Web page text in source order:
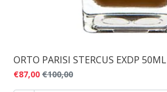
ORTO PARISI STERCUS EXDP 50ML
€87,00 €100,00